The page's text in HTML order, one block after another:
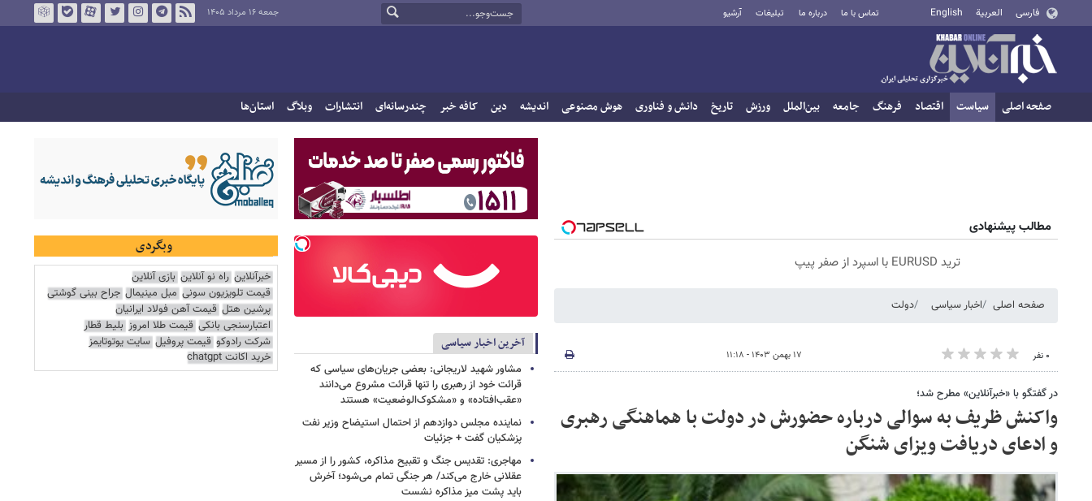
فارسی العربية English تماس با ما درباره ما تبلیغات آرشیو جمعه ۱۶ مرداد ۱۴۰۵
صفحه اصلی سیاست اقتصاد فرهنگ جامعه بین‌الملل ورزش تاریخ دانش و فناوری هوش مصنوعی اندیشه دین کافه خبر چندرسانه‌ای انتشارات وبلاگ استان‌ها
مطالب پیشنهادی
ترید EURUSD با اسپرد از صفر پیپ
صفحه اصلی اخبار سیاسی دولت
۰ نفر ۱۷ بهمن ۱۴۰۳ - ۱۱:۱۸
در گفتگو با «خبرآنلاین» مطرح شد؛
واکنش ظریف به سوالی درباره حضورش در دولت با هماهنگی رهبری
و ادعای دریافت ویزای شنگن
آخرین اخبار سیاسی
مشاور شهید لاریجانی: بعضی جریان‌های سیاسی که
قرائت خود از رهبری را تنها قرائت مشروع می‌دانند
«عقب‌افتاده» و «مشکوک‌الوضعیت» هستند
نماینده مجلس دوازدهم از احتمال استیضاح وزیر نفت
پزشکیان گفت + جزئیات
مهاجری: تقدیس جنگ و تقبیح مذاکره، کشور را از مسیر
عقلانی خارج می‌کند/ هر جنگی تمام می‌شود؛ آخرش
باید پشت میز مذاکره نشست
وبگردی
خبرآنلاین راه نو آنلاین بازی آنلاین
قیمت تلویزیون سونی مبل مینیمال جراح بینی گوشتی
پرشین هتل قیمت آهن فولاد ایرانیان
اعتبارسنجی بانکی قیمت طلا امروز بلیط قطار
شرکت رادوکو قیمت پروفیل سایت یوتوتایمز
خرید اکانت chatgpt